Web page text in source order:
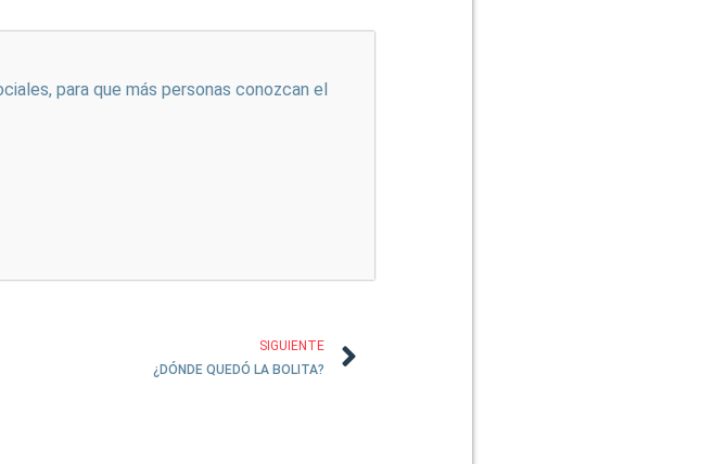
para que más personas conozcan el
SIGUIENTE
¿DÓNDE QUEDÓ LA BOLITA?